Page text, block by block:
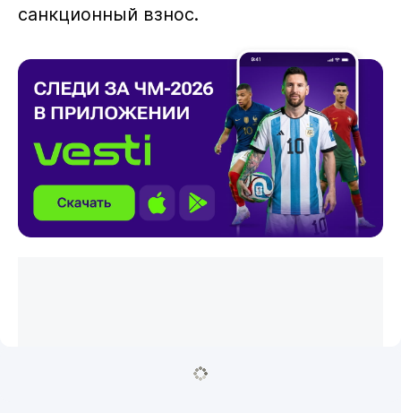
санкционный взнос.